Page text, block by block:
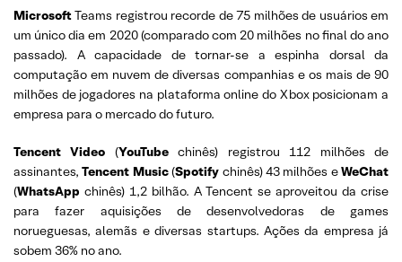
MicrosoftTeams registrou recorde de 75 milhões de usuários em
um único dia em 2020 (comparado com 20 milhões no final do ano
passado). A capacidade de tornar-se a espinha dorsal da
computação em nuvem de diversas companhias e os mais de 90
milhões de jogadores na plataforma online do Xbox posicionam a
empresa para o mercado do futuro.
Tencent Video (YouTubechinês) registrou 112 milhões de
assinantes,Tencent Music(Spotify chinês) 43 milhões eWeChat
(WhatsApp chinês) 1,2 bilhão. A Tencent se aproveitou da crise
para fazer aquisições de desenvolvedoras de games
norueguesas, alemãs e diversas startups. Ações da empresa já
sobem 36% no ano.